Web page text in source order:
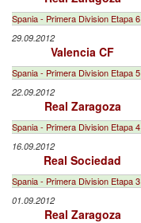
Spania - Primera Division Etapa 6
29.09.2012
Valencia CF
Spania - Primera Division Etapa 5
22.09.2012
Real Zaragoza
Spania - Primera Division Etapa 4
16.09.2012
Real Sociedad
Spania - Primera Division Etapa 3
01.09.2012
Real Zaragoza